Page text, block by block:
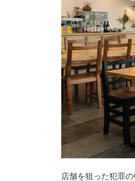
店舗を狙った犯罪